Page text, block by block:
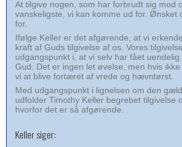
At tilgive nogen, som har forbrudt sig mod
vanskeligste, vi kan komme ud for. Ønsket
for.
Ifølge Keller er det afgørende, at vi
kraft af Guds tilgivelse af os. Vores
udgangspunkt i, at vi selv har fået
Gud. Det er ingen let øvelse, men hvis
vi at blive fortæret af vrede og hævntørst.
Med udgangspunkt i lignelsen om den
udfolder Timothy Keller begrebet tilgivelse
hvorfor det er så afgørende.
Keller siger: